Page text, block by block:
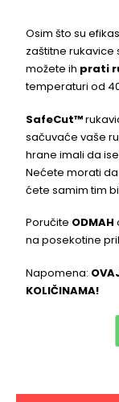
Osim što su
zaštitne rukavice
možete ih prati
temperaturi od
SafeCut™
sačuvaće vaše
hrane imali da
Nećete morati
ćete samim tim
Poručite ODMAH
na posekotine
Napomena:
KOLIČINAMA!